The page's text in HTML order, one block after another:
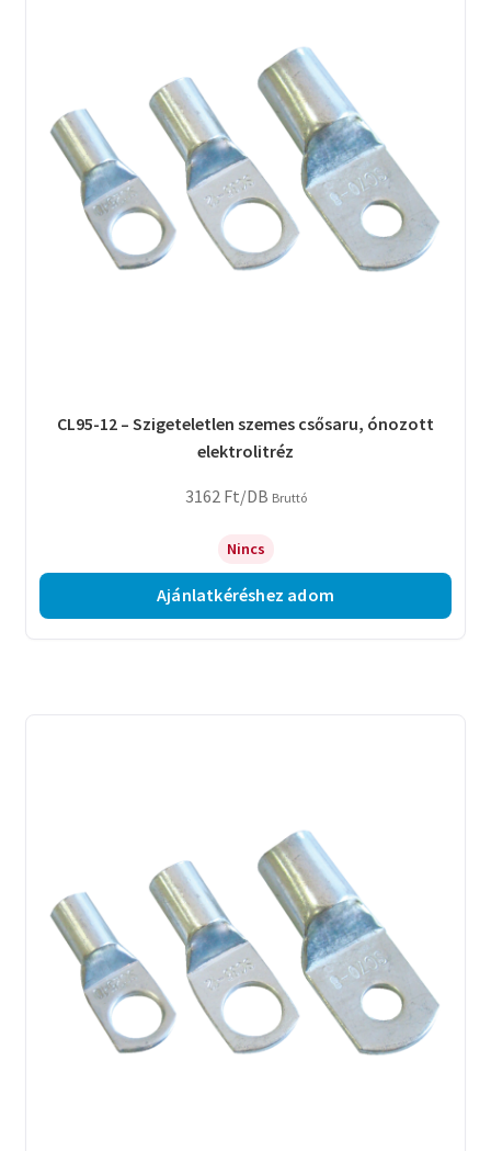
CL95-12 – Szigeteletlen szemes csősaru, ónozott
elektrolitréz
3162 Ft/DB Bruttó
Nincs
Ajánlatkéréshez adom